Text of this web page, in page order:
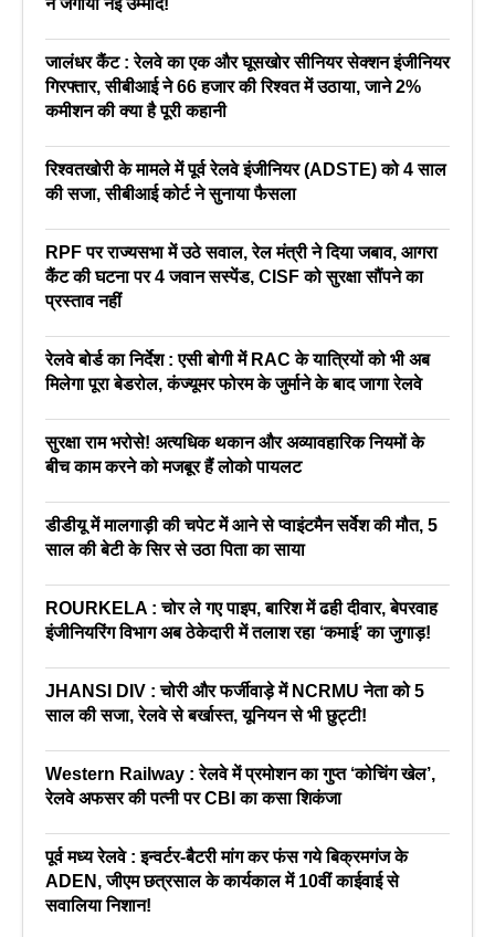
जालंधर कैंट : रेलवे का एक और घूसखोर सीनियर सेक्शन इंजीनियर
गिरफ्तार, सीबीआई ने 66 हजार की रिश्वत में उठाया, जाने 2%
कमीशन की क्या है पूरी कहानी
रिश्वतखोरी के मामले में पूर्व रेलवे इंजीनियर (ADSTE) को 4 साल
की सजा, सीबीआई कोर्ट ने सुनाया फैसला
RPF पर राज्यसभा में उठे सवाल, रेल मंत्री ने दिया जबाव, आगरा
कैंट की घटना पर 4 जवान सस्पेंड, CISF को सुरक्षा सौंपने का
प्रस्ताव नहीं
रेलवे बोर्ड का निर्देश : एसी बोगी में RAC के यात्रियों को भी अब
मिलेगा पूरा बेडरोल, कंज्यूमर फोरम के जुर्माने के बाद जागा रेलवे
सुरक्षा राम भरोसे! अत्यधिक थकान और अव्यावहारिक नियमों के
बीच काम करने को मजबूर हैं लोको पायलट
डीडीयू में मालगाड़ी की चपेट में आने से प्वाइंटमैन सर्वेश की मौत, 5
साल की बेटी के सिर से उठा पिता का साया
ROURKELA : चोर ले गए पाइप, बारिश में ढही दीवार, बेपरवाह
इंजीनियरिंग विभाग अब ठेकेदारी में तलाश रहा ‘कमाई’ का जुगाड़!
JHANSI DIV : चोरी और फर्जीवाड़े में NCRMU नेता को 5
साल की सजा, रेलवे से बर्खास्त, यूनियन से भी छुट्टी!
Western Railway : रेलवे में प्रमोशन का गुप्त ‘कोचिंग खेल’,
रेलवे अफसर की पत्नी पर CBI का कसा शिकंजा
पूर्व मध्य रेलवे : इन्वर्टर-बैटरी मांग कर फंस गये बिक्रमगंज के
ADEN, जीएम छत्रसाल के कार्यकाल में 10वीं काईवाई से
सवालिया निशान!